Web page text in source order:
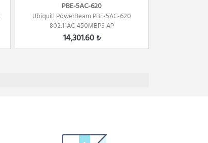
PBE-5AC-620
Ubiquiti PowerBeam PBE-5AC-620
802.11AC 450MBPS AP
14,301.60 ₺